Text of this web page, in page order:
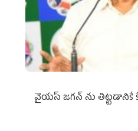
వైయ‌స్ జగన్‌ ను తిట్టడానికే